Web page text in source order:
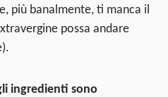
più banalmente, ti manca il
possa andare
ingredienti sono